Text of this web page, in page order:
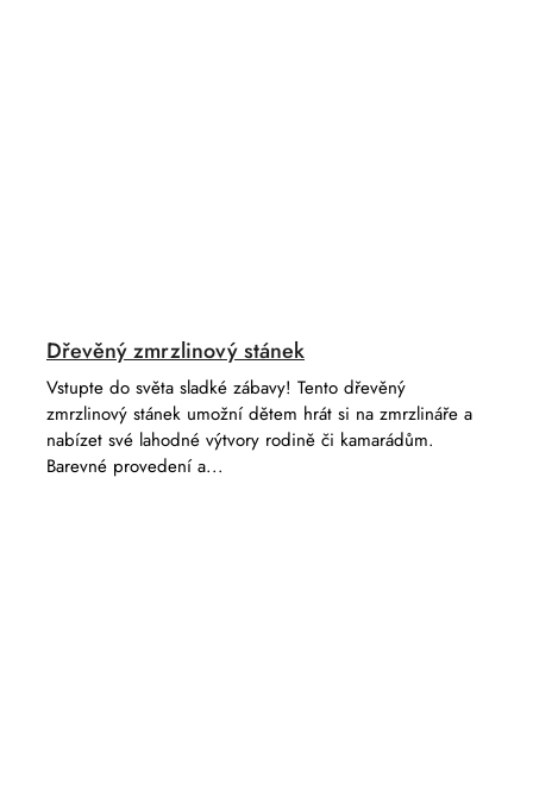
Dřevěný zmrzlinový stánek
Vstupte do světa sladké zábavy! Tento dřevěný
zmrzlinový stánek umožní dětem hrát si na zmrzlináře a
nabízet své lahodné výtvory rodině či kamarádům.
Barevné provedení a...